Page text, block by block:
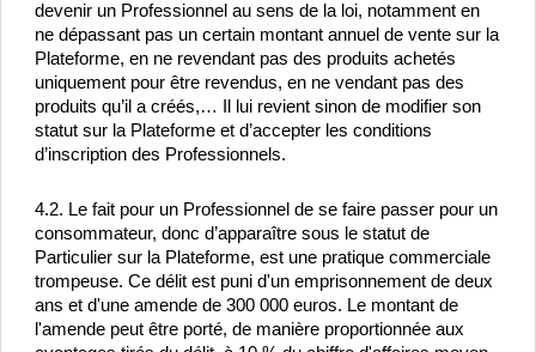
devenir un Professionnel au sens de la loi, notamment en
ne dépassant pas un certain montant annuel de vente sur la
Plateforme, en ne revendant pas des produits achetés
uniquement pour être revendus, en ne vendant pas des
produits qu’il a créés,… Il lui revient sinon de modifier son
statut sur la Plateforme et d’accepter les conditions
d’inscription des Professionnels.
4.2. Le fait pour un Professionnel de se faire passer pour un
consommateur, donc d’apparaître sous le statut de
Particulier sur la Plateforme, est une pratique commerciale
trompeuse. Ce délit est puni d'un emprisonnement de deux
ans et d'une amende de 300 000 euros. Le montant de
l'amende peut être porté, de manière proportionnée aux